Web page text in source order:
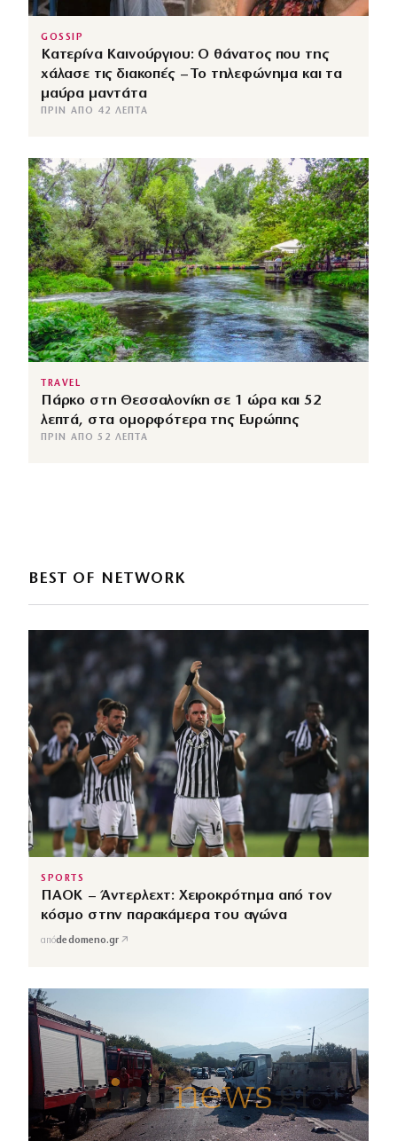
GOSSIP
Κατερίνα Καινούργιου: Ο θάνατος που της
χάλασε τις διακοπές – Το τηλεφώνημα και τα
μαύρα μαντάτα
ΠΡΙΝ ΑΠΌ 42 ΛΕΠΤΆ
TRAVEL
Πάρκο στη Θεσσαλονίκη σε 1 ώρα και 52
λεπτά, στα ομορφότερα της Ευρώπης
ΠΡΙΝ ΑΠΌ 52 ΛΕΠΤΆ
BEST OF NETWORK
SPORTS
ΠΑΟΚ – Άντερλεχτ: Χειροκρότημα από τον
κόσμο στην παρακάμερα του αγώνα
απόdedomeno.gr ↗